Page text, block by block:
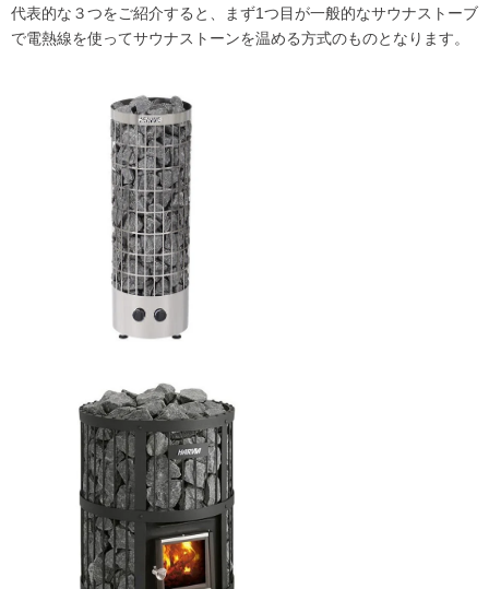
代表的な３つをご紹介すると、まず1つ目が一般的なサウナストーブ
で電熱線を使ってサウナストーンを温める方式のものとなります。